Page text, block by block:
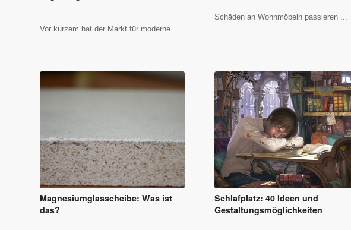
Vor kurzem hat der Markt für moderne ...
Schäden an Wohnmöbeln passieren ...
Magnesiumglasscheibe: Was ist
das?
Schlafplatz: 40 Ideen und
Gestaltungsmöglichkeiten